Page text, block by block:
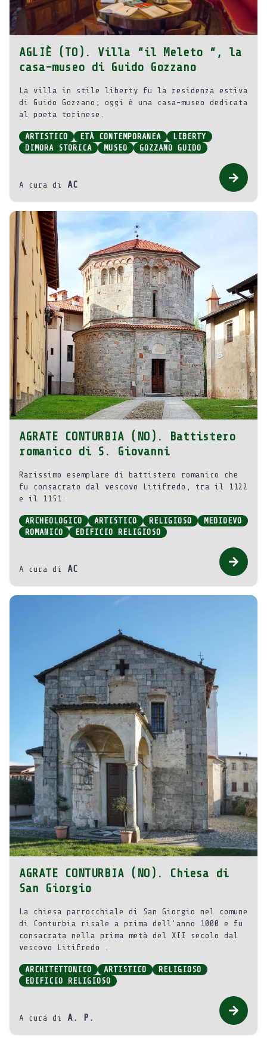
AGLIÈ (TO). Villa “il Meleto “, la
casa-museo di Guido Gozzano
La villa in stile liberty fu la residenza estiva
di Guido Gozzano; oggi è una casa-museo dedicata
al poeta torinese.
ARTISTICO ETÀ CONTEMPORANEA
LIBERTY
DIMORA STORICA
MUSEO GOZZANO GUIDO
A cura di AC
AGRATE CONTURBIA (NO). Battistero
romanico di S. Giovanni
Rarissimo esemplare di battistero romanico che
fu consacrato dal vescovo Litifredo, tra il 1122
e il 1151.
ARCHEOLOGICO ARTISTICO RELIGIOSO
MEDIOEVO
ROMANICO
EDIFICIO RELIGIOSO
A cura di AC
AGRATE CONTURBIA (NO). Chiesa di
San Giorgio
La chiesa parrocchiale di San Giorgio nel comune
di Conturbia risale a prima dell’anno 1000 e fu
consacrata nella prima metà del XII secolo dal
vescovo Litifredo .
ARCHITETTONICO ARTISTICO
RELIGIOSO
EDIFICIO RELIGIOSO
A cura di A. P.